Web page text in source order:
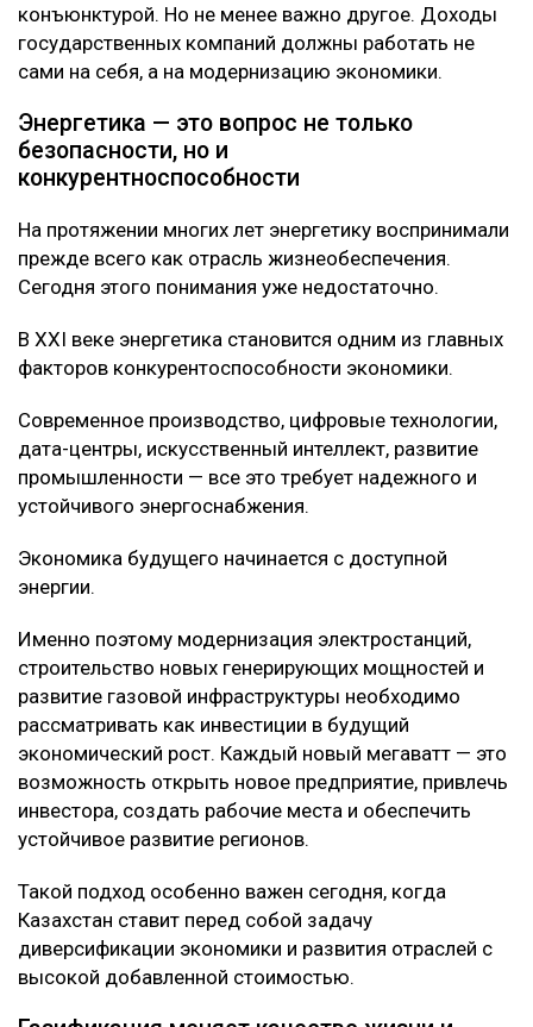
конъюнктурой. Но не менее важно другое. Доходы
государственных компаний должны работать не
сами на себя, а на модернизацию экономики.
Энергетика — это вопрос не только
безопасности, но и
конкурентноспособности
На протяжении многих лет энергетику воспринимали
прежде всего как отрасль жизнеобеспечения.
Сегодня этого понимания уже недостаточно.
В XXI веке энергетика становится одним из главных
факторов конкурентоспособности экономики.
Современное производство, цифровые технологии,
дата-центры, искусственный интеллект, развитие
промышленности — все это требует надежного и
устойчивого энергоснабжения.
Экономика будущего начинается с доступной
энергии.
Именно поэтому модернизация электростанций,
строительство новых генерирующих мощностей и
развитие газовой инфраструктуры необходимо
рассматривать как инвестиции в будущий
экономический рост. Каждый новый мегаватт — это
возможность открыть новое предприятие, привлечь
инвестора, создать рабочие места и обеспечить
устойчивое развитие регионов.
Такой подход особенно важен сегодня, когда
Казахстан ставит перед собой задачу
диверсификации экономики и развития отраслей с
высокой добавленной стоимостью.